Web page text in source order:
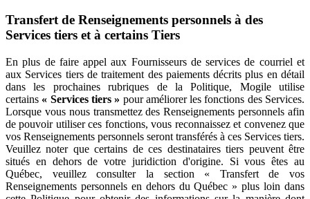
Transfert de Renseignements personnels à des
Services tiers et à certains Tiers
En plus de faire appel aux Fournisseurs de services de courriel et
aux Services tiers de traitement des paiements décrits plus en détail
dans les prochaines rubriques de la Politique, Mogile utilise
certains « Services tiers » pour améliorer les fonctions des Services.
Lorsque vous nous transmettez des Renseignements personnels afin
de pouvoir utiliser ces fonctions, vous reconnaissez et convenez que
vos Renseignements personnels seront transférés à ces Services tiers.
Veuillez noter que certains de ces destinataires tiers peuvent être
situés en dehors de votre juridiction d'origine. Si vous êtes au
Québec, veuillez consulter la section « Transfert de vos
Renseignements personnels en dehors du Québec » plus loin dans